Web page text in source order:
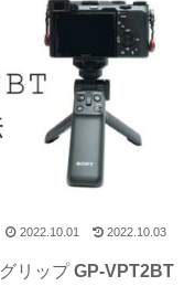
2022.10.01 2022.10.03
リップGP-VPT2BT